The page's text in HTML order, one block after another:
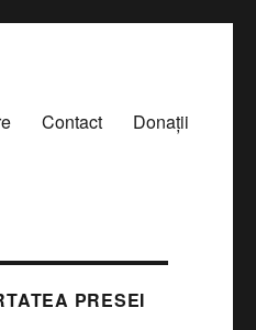
Contact Donații
PRESEI